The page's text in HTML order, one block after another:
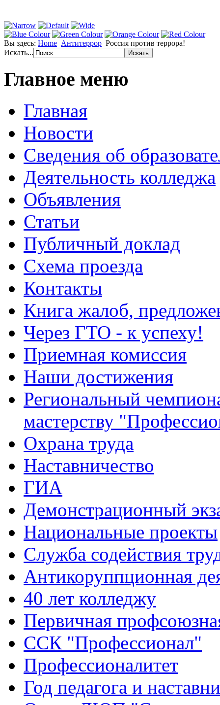
Вы здесь: Home Антитеррор Россия против террора!
Искать...
Главное меню
Главная
Новости
Сведения об
Деятельность колледжа
Объявления
Статьи
Публичный доклад
Схема проезда
Контакты
Книга жалоб,
Через ГТО - к успеху!
Приемная комиссия
Наши достижения
Региональный
мастерству
Охрана труда
Наставничество
ГИА
Демонстрационный
Национальные проекты
Служба содействия
Антикоруппционная
40 лет колледжу
Первичная
ССК "Профессионал"
Профессионалитет
Год педагога и